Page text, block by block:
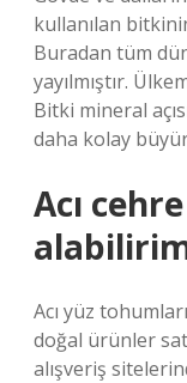
kullanılan
Buradan tüm
yayılmıştır.
Bitki mineral
daha kolay
Acı
Acı yüz
doğal ürünler
alışveriş